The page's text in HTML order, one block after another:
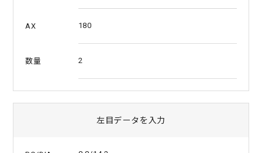
AX 180
数量 2
左目データを入力